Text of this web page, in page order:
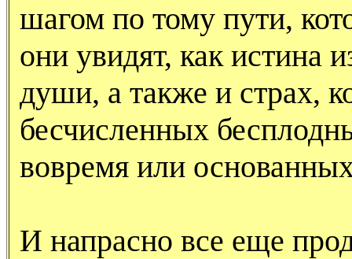
шагом по тому пути,
они увидят, как истина
души, а также и страх,
бесчисленных
вовремя или
И напрасно все еще